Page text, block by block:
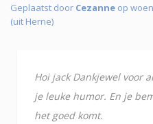
Geplaatst door Cezanne op
(uit Herne)
Hoi jack Dankjewel voor
je leuke humor. En je
het goed komt.